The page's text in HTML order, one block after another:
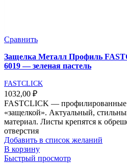
Сравнить
Защелка Металл Профиль
6019 — зеленая пастель
FASTCLICK
1032,00 ₽
FASTCLICK — профилированные
«защелкой». Актуальный,
материал. Листы крепятся к
отверстия
Добавить в список желаний
В корзину
Быстрый просмотр